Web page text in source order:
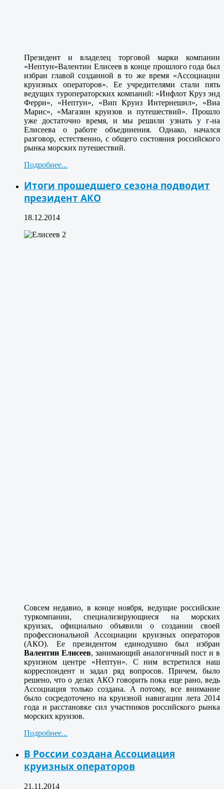
Президент и владелец торговой марки компании
«Нептун»Валентин Елисеев в конце прошлого года был
избран главой созданной в то же время «Ассоциации
круизных операторов». Ее учредителями стали пять
ведущих туроператорских компаний: «Инфлот Круз энд
Ферри», «Нептун», «Вип Круиз Интернешнл», «Виа
Марис», «Магазин круизов и путешествий». Прошло
уже достаточно время, и мы решили узнать у г-на
Елисеева о работе объединения. Однако, начался
разговор, естественно, с общего состояния российского
рынка морских путешествий.
Подробнее...
Итоги прошедшего сезона подводит
президент АКО
18.12.2014
Совсем недавно, в конце ноября, ведущие российские
туркомпании, специализирующиеся на морских
круизах, официально объявили о создании своей
профессиональной Ассоциации круизных операторов
(АКО). Ее президентом единодушно был избран
Валентин Елисеев, занимающий аналогичный пост и в
круизном центре «Нептун». С ним встретился наш
корреспондент и задал ряд вопросов. Причем, было
решено, что о делах АКО говорить пока еще рано, ведь
Ассоциация только создана. А потому, все внимание
было сосредоточено на круизной навигации лета 2014
года и расстановке сил участников российского рынка
морских круизов.
Подробнее...
В России создана Ассоциация
круизных операторов
21.11.2014